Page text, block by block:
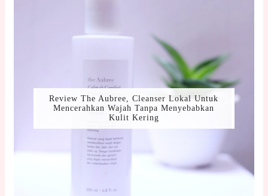
Review The Aubree, Cleanser Lokal Untuk
Mencerahkan Wajah Tanpa Menyebabkan
Kulit Kering